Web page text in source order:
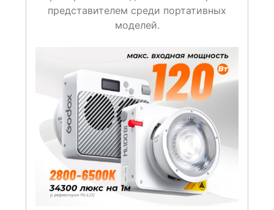
представителем среди портативных
моделей.